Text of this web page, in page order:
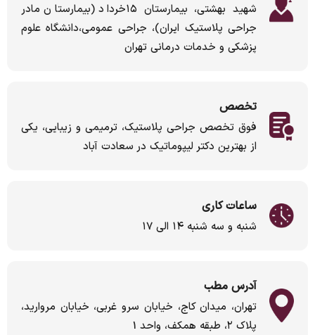
شهید بهشتی، بیمارستان ۱۵خرداد (بیمارستان مادر
جراحی پلاستیک ایران)، جراحی عمومی،دانشگاه علوم
پزشکی و خدمات درمانی تهران
تخصص
فوق تخصص جراحی پلاستیک، ترمیمی و زیبایی، یکی
از بهترین دکتر لیپوماتیک در سعادت آباد
ساعات کاری
شنبه و سه شنبه ۱۴ الی ۱۷
آدرس مطب
تهران، میدان کاج، خیابان سرو غربی، خیابان مروارید،
پلاک ۲، طبقه همکف، واحد 1